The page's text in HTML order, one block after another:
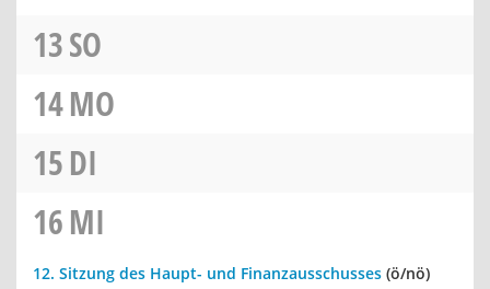
13SO
14MO
15DI
16MI
12. Sitzung des Haupt- und Finanzausschusses (ö/nö)